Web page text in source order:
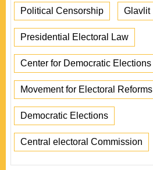
Political Censorship Glavlit
Presidential Electoral Law
Center for Democratic Elections
Movement for Electoral Reforms
Democratic Elections
Central electoral Commission